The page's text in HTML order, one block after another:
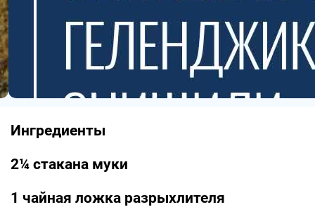
Ингредиенты
2¼ стакана муки
1 чайная ложка разрыхлителя